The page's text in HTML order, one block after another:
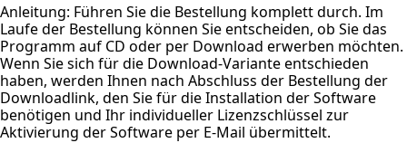
Anleitung: Führen Sie die Bestellung komplett durch. Im
Laufe der Bestellung können Sie entscheiden, ob Sie das
Programm auf CD oder per Download erwerben möchten.
Wenn Sie sich für die Download-Variante entschieden
haben, werden Ihnen nach Abschluss der Bestellung der
Downloadlink, den Sie für die Installation der Software
benötigen und Ihr individueller Lizenzschlüssel zur
Aktivierung der Software per E-Mail übermittelt.